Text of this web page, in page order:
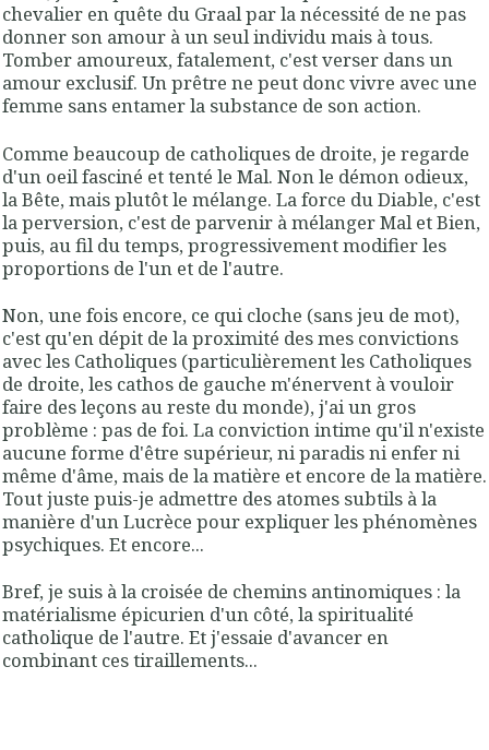
chevalier en quête du Graal par la nécessité de ne pas
donner son amour à un seul individu mais à tous.
Tomber amoureux, fatalement, c'est verser dans un
amour exclusif. Un prêtre ne peut donc vivre avec une
femme sans entamer la substance de son action.
Comme beaucoup de catholiques de droite, je regarde
d'un oeil fasciné et tenté le Mal. Non le démon odieux,
la Bête, mais plutôt le mélange. La force du Diable, c'est
la perversion, c'est de parvenir à mélanger Mal et Bien,
puis, au fil du temps, progressivement modifier les
proportions de l'un et de l'autre.
Non, une fois encore, ce qui cloche (sans jeu de mot),
c'est qu'en dépit de la proximité des mes convictions
avec les Catholiques (particulièrement les Catholiques
de droite, les cathos de gauche m'énervent à vouloir
faire des leçons au reste du monde), j'ai un gros
problème : pas de foi. La conviction intime qu'il n'existe
aucune forme d'être supérieur, ni paradis ni enfer ni
même d'âme, mais de la matière et encore de la matière.
Tout juste puis-je admettre des atomes subtils à la
manière d'un Lucrèce pour expliquer les phénomènes
psychiques. Et encore...
Bref, je suis à la croisée de chemins antinomiques : la
matérialisme épicurien d'un côté, la spiritualité
catholique de l'autre. Et j'essaie d'avancer en
combinant ces tiraillements...